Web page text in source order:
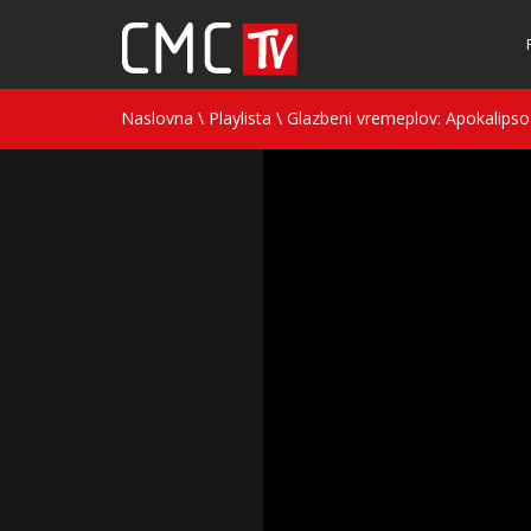
Naslovna \ Playlista \ Glazbeni vremeplov: Apokalipso